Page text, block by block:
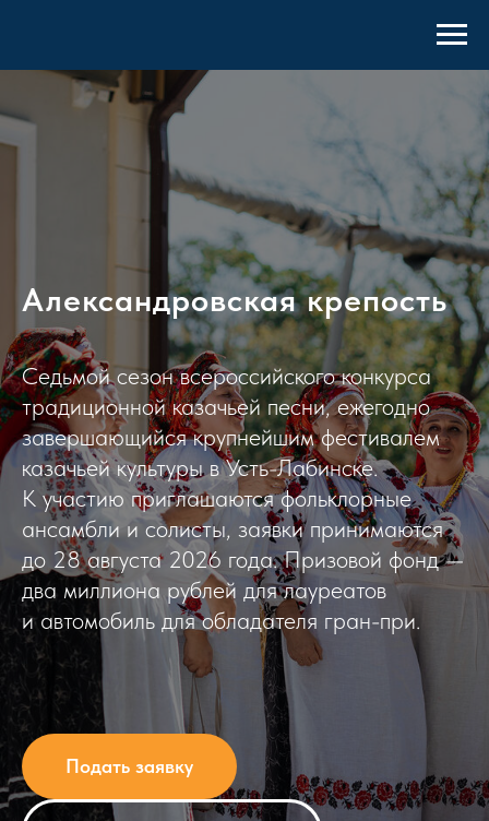
Александровская крепость
Седьмой сезон всероссийского конкурса
традиционной казачьей песни, ежегодно
завершающийся крупнейшим фестивалем
казачьей культуры в Усть-Лабинске.
К участию приглашаются фольклорные
ансамбли и солисты, заявки принимаются
до 28 августа 2026 года. Призовой фонд —
два миллиона рублей для лауреатов
и автомобиль для обладателя гран-при.
Подать заявку